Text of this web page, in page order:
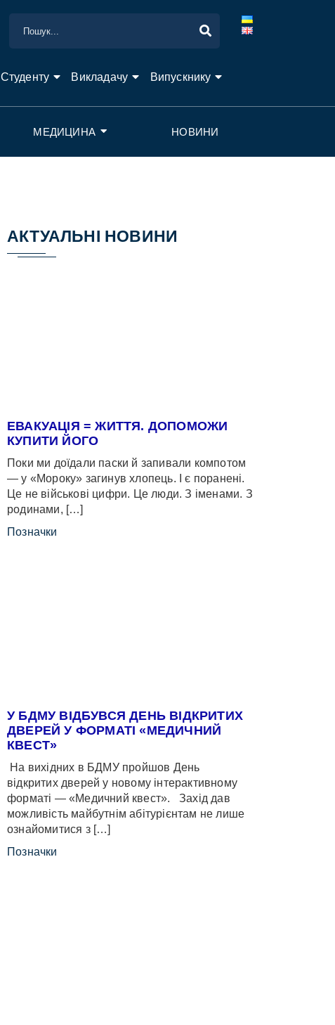
Студенту Викладачу Випускнику
МЕДИЦИНА НОВИНИ
АКТУАЛЬНІ НОВИНИ
ЕВАКУАЦІЯ = ЖИТТЯ. ДОПОМОЖИ
КУПИТИ ЙОГО
Поки ми доїдали паски й запивали компотом
— у «Мороку» загинув хлопець. І є поранені.
Це не військові цифри. Це люди. З іменами. З
родинами, […]
Позначки
У БДМУ ВІДБУВСЯ ДЕНЬ ВІДКРИТИХ
ДВЕРЕЙ У ФОРМАТІ «МЕДИЧНИЙ
КВЕСТ»
На вихідних в БДМУ пройшов День
відкритих дверей у новому інтерактивному
форматі — «Медичний квест». Захід дав
можливість майбутнім абітурієнтам не лише
ознайомитися з […]
Позначки